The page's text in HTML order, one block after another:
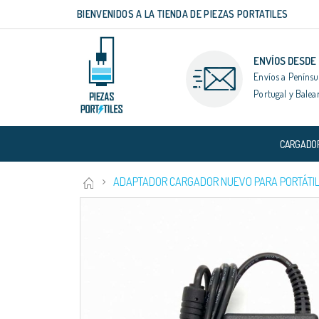
contenido
BIENVENIDOS A LA TIENDA DE PIEZAS PORTATILES
ENVÍOS
Envíos a
Portugal y
ADAPTADOR CARGADOR NUEVO PARA